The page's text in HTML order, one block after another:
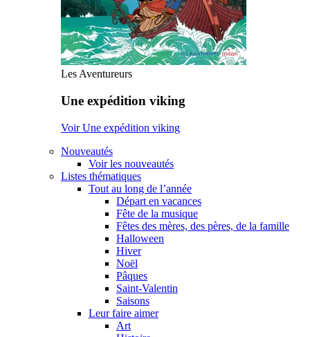
Les Aventureurs
Une expédition viking
Voir Une expédition viking
Nouveautés
Voir les nouveautés
Listes thématiques
Tout au long de l’année
Départ en vacances
Fête de la musique
Fêtes des mères, des pères, de la famille
Halloween
Hiver
Noël
Pâques
Saint-Valentin
Saisons
Leur faire aimer
Art